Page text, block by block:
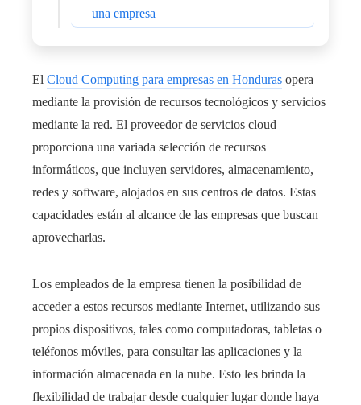
una empresa
El Cloud Computing para empresas en Honduras opera
mediante la provisión de recursos tecnológicos y servicios
mediante la red. El proveedor de servicios cloud
proporciona una variada selección de recursos
informáticos, que incluyen servidores, almacenamiento,
redes y software, alojados en sus centros de datos. Estas
capacidades están al alcance de las empresas que buscan
aprovecharlas.
Los empleados de la empresa tienen la posibilidad de
acceder a estos recursos mediante Internet, utilizando sus
propios dispositivos, tales como computadoras, tabletas o
teléfonos móviles, para consultar las aplicaciones y la
información almacenada en la nube. Esto les brinda la
flexibilidad de trabajar desde cualquier lugar donde haya